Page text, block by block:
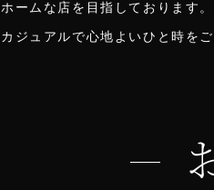
ホームな店を目指しております
カジュアルで心地よいひと時をご